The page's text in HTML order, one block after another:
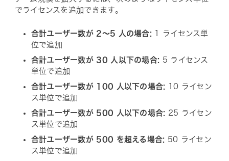
でライセンスを追加できます。
合計ユーザー数が 2～5 人の場合:
1 ライセンス単
位で追加
合計ユーザー数が 30 人以下の場合: 5 ライセンス
単位で追加
合計ユーザー数が 100 人以下の場合:
10 ライセン
ス単位で追加
合計ユーザー数が 500 人以下の場合: 25 ライセン
ス単位で追加
合計ユーザー数が 500 を超える場合: 50 ライセン
ス単位で追加